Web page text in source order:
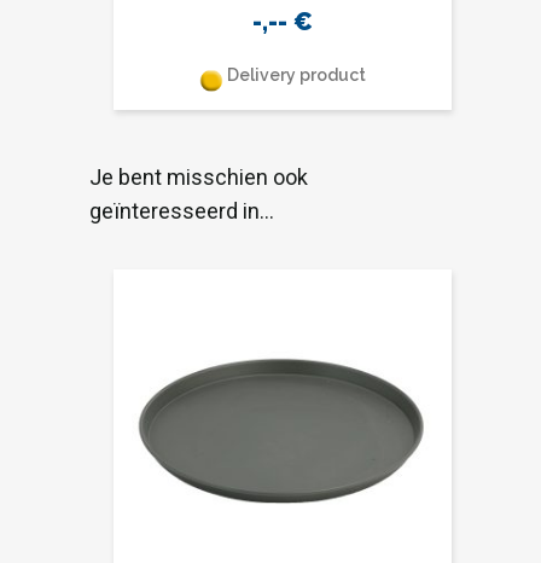
-,-- €
Delivery product
Je bent misschien ook
geïnteresseerd in…